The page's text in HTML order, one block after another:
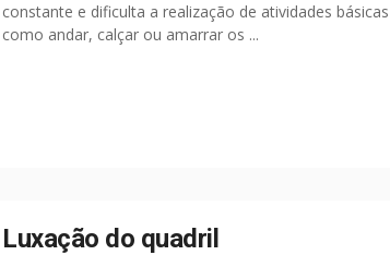
constante e dificulta a realização de atividades básicas
como andar, calçar ou amarrar os ...
Luxação do quadril